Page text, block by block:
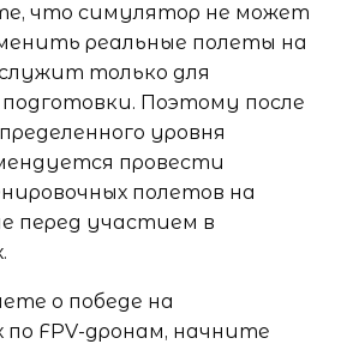
что симулятор не может
реальные полеты на
только для
Поэтому после
уровня
провести
полетов на
перед участием в
о победе на
по FPV-дронам, начните